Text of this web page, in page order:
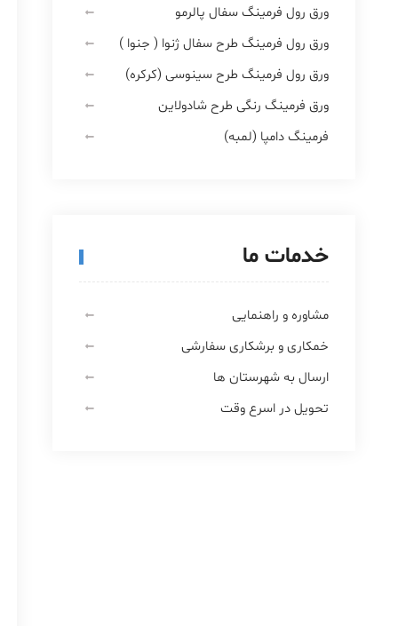
ورق رول فرمینگ سفال پالرمو
ورق رول فرمینگ طرح سفال ژنوا ( جنوا )
ورق رول فرمینگ طرح سینوسی (کرکره)
ورق فرمینگ رنگی طرح شادولاین
فرمینگ دامپا (لمبه)
خدمات ما
مشاوره و راهنمایی
خمکاری و برشکاری سفارشی
ارسال به شهرستان ها
تحویل در اسرع وقت